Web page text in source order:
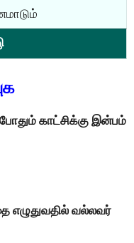
காட்சிக்கு இன்பம்
எழுதுவதில் வல்லவர்